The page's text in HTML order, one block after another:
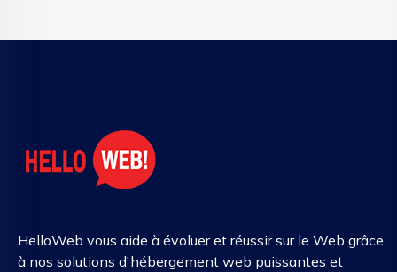
HelloWeb vous aide à évoluer et réussir sur le Web grâce
à nos solutions d'hébergement web puissantes et